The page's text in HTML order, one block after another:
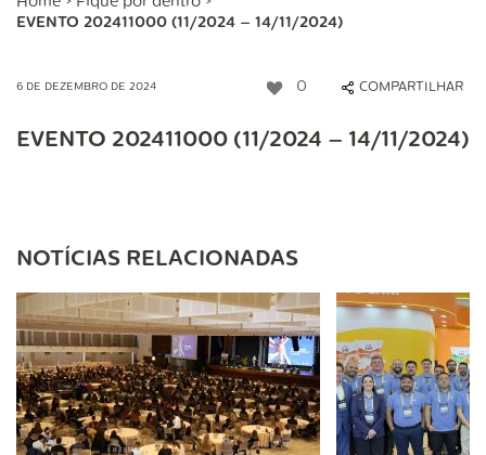
EVENTO 202411000 (11/2024 – 14/11/2024)
6 DE DEZEMBRO DE 2024 0 COMPARTILHAR
EVENTO 202411000 (11/2024 – 14/11/2024)
NOTÍCIAS RELACIONADAS